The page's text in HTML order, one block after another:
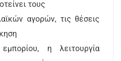
τους
αγορών, τις θέσεις
η λειτουργία